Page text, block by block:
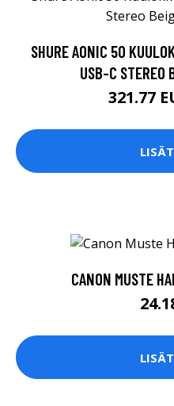
SHURE AONIC 50
USB-C STEREO
321.77
CANON MUSTE